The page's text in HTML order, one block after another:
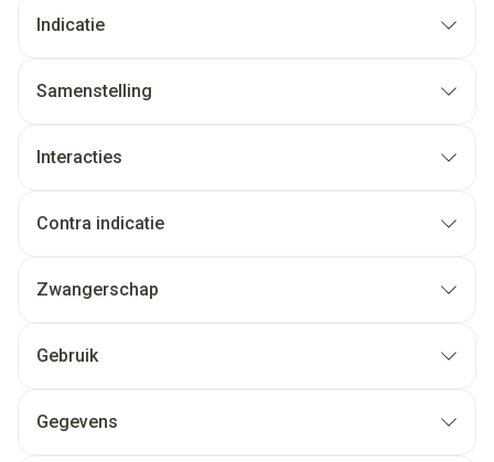
Indicatie
Samenstelling
Interacties
Contra indicatie
Zwangerschap
Gebruik
Gegevens